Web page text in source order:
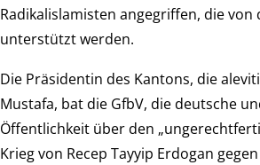
Radikalislamisten angegriffen, die von
unterstützt werden.
Die Präsidentin des Kantons, die
Mustafa, bat die GfbV, die deutsche
Öffentlichkeit über den
Krieg von Recep Tayyip Erdogan